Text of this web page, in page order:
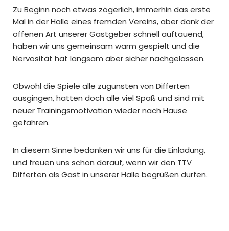
Zu Beginn noch etwas zögerlich, immerhin das erste
Mal in der Halle eines fremden Vereins, aber dank der
offenen Art unserer Gastgeber schnell auftauend,
haben wir uns gemeinsam warm gespielt und die
Nervosität hat langsam aber sicher nachgelassen.
Obwohl die Spiele alle zugunsten von Differten
ausgingen, hatten doch alle viel Spaß und sind mit
neuer Trainingsmotivation wieder nach Hause
gefahren.
In diesem Sinne bedanken wir uns für die Einladung,
und freuen uns schon darauf, wenn wir den TTV
Differten als Gast in unserer Halle begrüßen dürfen.